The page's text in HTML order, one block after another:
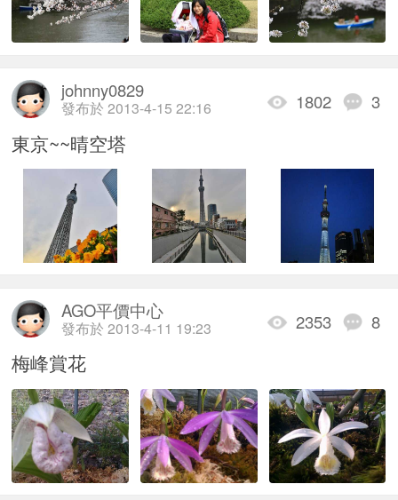
1802 3
johnny0829
發布於 2013-4-15 22:16
東京~~晴空塔
2353 8
AGO平價中心
發布於 2013-4-11 19:23
梅峰賞花